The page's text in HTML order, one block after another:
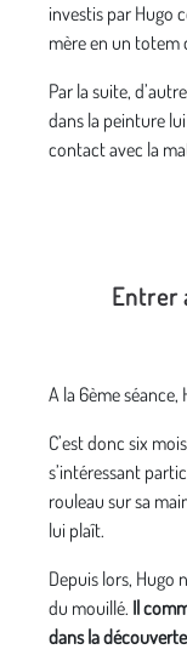
investis par Hugo
mère en un totem
Par la suite,
dans la peinture
contact avec la
Entrer
A la 6ème
C’est donc six
s’intéressant
rouleau sur sa
lui plaît.
Depuis lors, Hugo
du mouillé. Il
dans la